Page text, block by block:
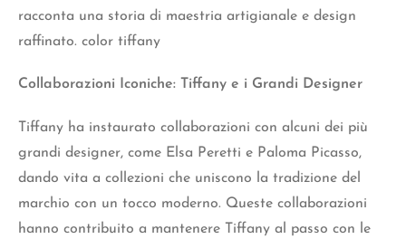
racconta una storia di maestria artigianale e design
raffinato. color tiffany
Collaborazioni Iconiche: Tiffany e i Grandi Designer
Tiffany ha instaurato collaborazioni con alcuni dei più
grandi designer, come Elsa Peretti e Paloma Picasso,
dando vita a collezioni che uniscono la tradizione del
marchio con un tocco moderno. Queste collaborazioni
hanno contribuito a mantenere Tiffany al passo con le